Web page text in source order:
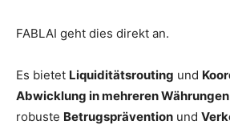
FABLAI geht dies direkt an.
Es bietet Liquiditätsrouting und
Abwicklung in mehreren Währungen
robuste Betrugsprävention und